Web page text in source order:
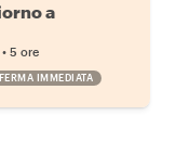
a
• 5 ore
IMMEDIATA